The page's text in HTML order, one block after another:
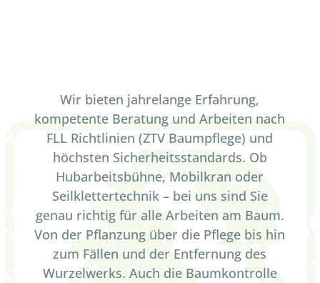
Wir bieten jahrelange Erfahrung,
kompetente Beratung und Arbeiten nach
FLL Richtlinien (ZTV Baumpflege) und
höchsten Sicherheitsstandards. Ob
Hubarbeitsbühne, Mobilkran oder
Seilklettertechnik – bei uns sind Sie
genau richtig für alle Arbeiten am Baum.
Von der Pflanzung über die Pflege bis hin
zum Fällen und der Entfernung des
Wurzelwerks. Auch die Baumkontrolle